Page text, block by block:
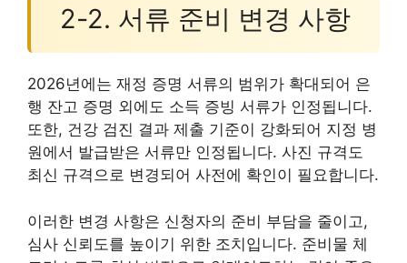
2-2. 서류 준비 변경 사항
2026년에는 재정 증명 서류의 범위가 확대되어 은
행 잔고 증명 외에도 소득 증빙 서류가 인정됩니다.
또한, 건강 검진 결과 제출 기준이 강화되어 지정 병
원에서 발급받은 서류만 인정됩니다. 사진 규격도
최신 규격으로 변경되어 사전에 확인이 필요합니다.
이러한 변경 사항은 신청자의 준비 부담을 줄이고,
심사 신뢰도를 높이기 위한 조치입니다. 준비물 체